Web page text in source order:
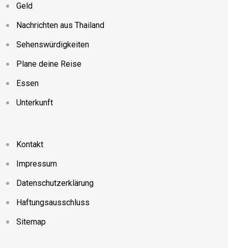
Geld
Nachrichten aus Thailand
Sehenswürdigkeiten
Plane deine Reise
Essen
Unterkunft
Kontakt
Impressum
Datenschutzerklärung
Haftungsausschluss
Sitemap